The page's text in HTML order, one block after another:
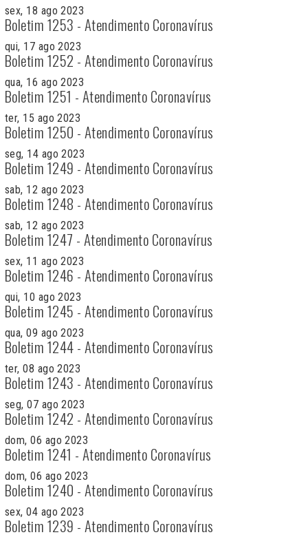
sex, 18 ago 2023
Boletim 1253 - Atendimento Coronavírus
qui, 17 ago 2023
Boletim 1252 - Atendimento Coronavírus
qua, 16 ago 2023
Boletim 1251 - Atendimento Coronavírus
ter, 15 ago 2023
Boletim 1250 - Atendimento Coronavírus
seg, 14 ago 2023
Boletim 1249 - Atendimento Coronavírus
sab, 12 ago 2023
Boletim 1248 - Atendimento Coronavírus
sab, 12 ago 2023
Boletim 1247 - Atendimento Coronavírus
sex, 11 ago 2023
Boletim 1246 - Atendimento Coronavírus
qui, 10 ago 2023
Boletim 1245 - Atendimento Coronavírus
qua, 09 ago 2023
Boletim 1244 - Atendimento Coronavírus
ter, 08 ago 2023
Boletim 1243 - Atendimento Coronavírus
seg, 07 ago 2023
Boletim 1242 - Atendimento Coronavírus
dom, 06 ago 2023
Boletim 1241 - Atendimento Coronavírus
dom, 06 ago 2023
Boletim 1240 - Atendimento Coronavírus
sex, 04 ago 2023
Boletim 1239 - Atendimento Coronavírus